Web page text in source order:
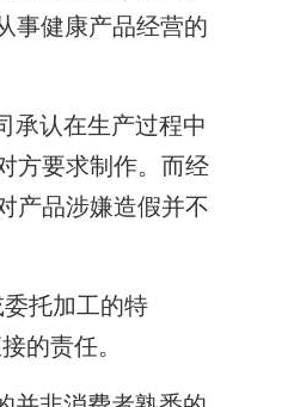
事健康产品经营的
认在生产过程中
方要求制作。而经
产品涉嫌造假并不
托加工的特
的责任。